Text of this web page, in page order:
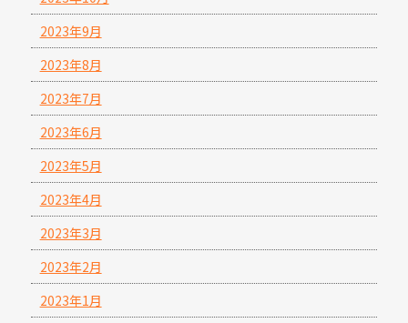
2023年9月
2023年8月
2023年7月
2023年6月
2023年5月
2023年4月
2023年3月
2023年2月
2023年1月